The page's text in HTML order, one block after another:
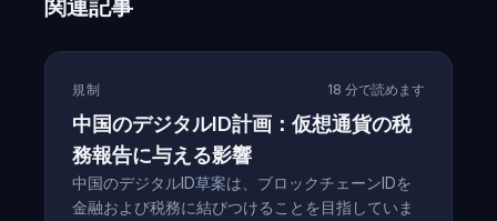
関連記事
規制 18 分で読めます
中国のデジタルID計画：仮想通貨の税
務報告に与える影響
中国のデジタルID草案は、ブロックチェーンIDを
金融および税務に結びつけることを目指していま